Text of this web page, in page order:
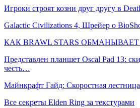
Игроки строят козни друг другу в
Galactic Civilizations 4, Шрейер о
КАК BRAWL STARS
Представлен планшет Oscal Pad 13:
честь…
Майнкрафт Гайд: Скоростная лестница
Все секреты Elden Ring за текстурами